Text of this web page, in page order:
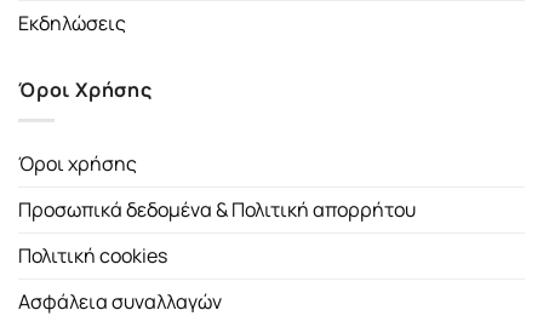
Εκδηλώσεις
Όροι Χρήσης
Όροι χρήσης
Προσωπικά δεδομένα & Πολιτική απορρήτου
Πολιτική cookies
Ασφάλεια συναλλαγών